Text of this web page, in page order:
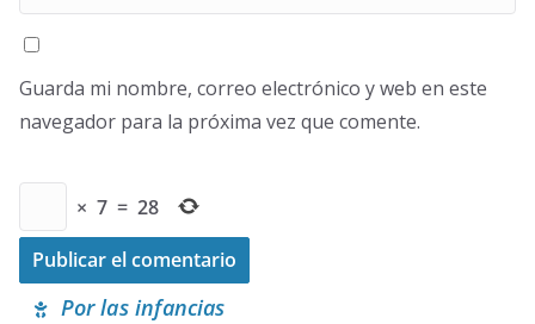
Guarda mi nombre, correo electrónico y web en este
navegador para la próxima vez que comente.
× 7 = 28
Por las infancias